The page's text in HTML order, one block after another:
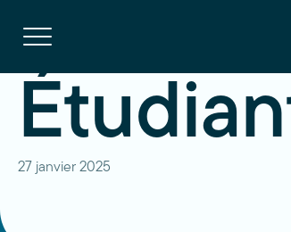
Ouvrir
la
site
27 janvier 2025